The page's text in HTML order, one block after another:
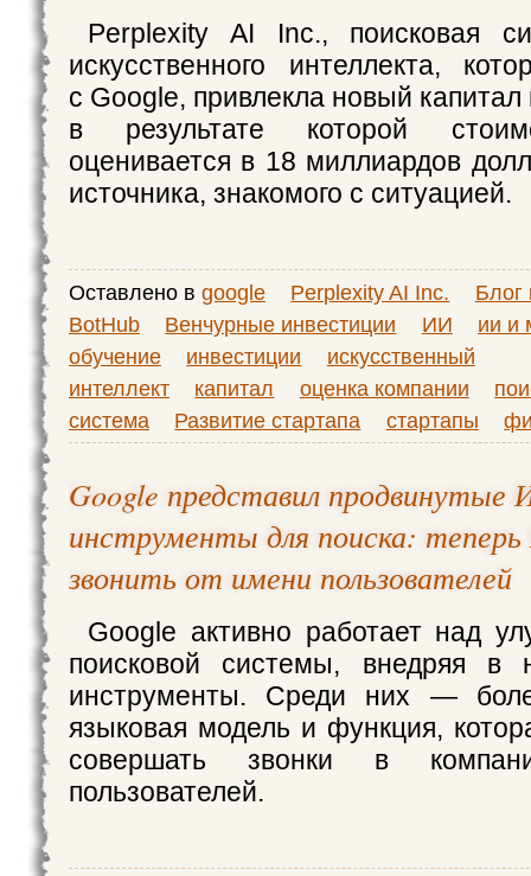
Perplexity AI Inc., поисковая
искусственного интеллекта,
с Google, привлекла новый капитал
в результате которой
оценивается в 18 миллиардов
источника, знакомого с ситуацией.
Оставлено в google Perplexity AI Inc.
Блог
BotHub
Венчурные инвестиции ИИ
ии и
обучение
инвестиции
искусственный
интеллект
капитал оценка компании
система
Развитие стартапа стартапы
Google представил продвинутые
инструменты для поиска:
звонить от имени пользователей
Google активно работает над
поисковой системы, внедряя
инструменты. Среди них —
языковая модель и функция,
совершать звонки в
пользователей.